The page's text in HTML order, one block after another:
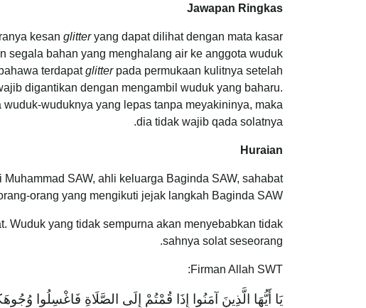
Jawapan Ringkas
kesan glitteryang dapat dilihat dengan mata kasar
segala bahan yang menghalang air ke anggota wuduk
terdapatglitterpada permukaan kulitnya setelah
digantikan dengan mengambil wuduk yang baharu.
wuduknya yang lepas tanpa meyakininya, maka
dia tidak wajib qada solatnya.
Huraian
SAW, ahli keluarga Baginda SAW, sahabat
orang yang mengikuti jejak langkah Baginda SAW.
Wuduk yang tidak sempurna akan menyebabkan tidak
sahnya solat seseorang.
Firman Allah SWT:
يَا أَيُّهَا الَّذِينَ آمَنُوا إِذَا قُمْتُمْ إِلَى الصَّلَاةِ فَاغْسِلُوا